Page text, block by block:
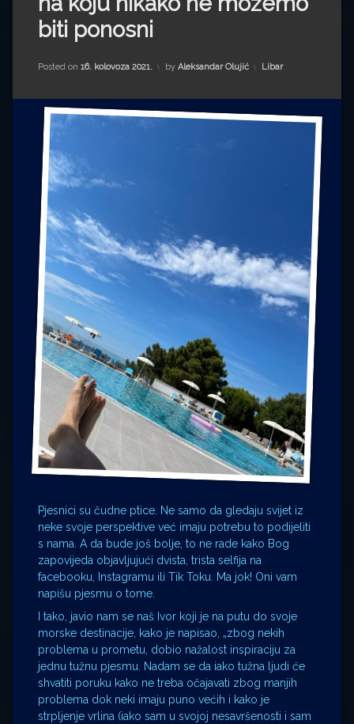
Impressum
Milenko Strižak
Drugi autori
Drugi autori
Ljiljana Lekanić-Kljaić
Željko Krznarić
Mario Lovreković
Miroslav Šantek
biti ponosni
Posted on 16. kolovoza 2021. by Aleksandar Olujić Kategorije:
Libar
Pjesnici su čudne ptice. Ne samo da gledaju svijet iz
neke svoje perspektive već imaju potrebu to podijeliti
s nama. A da bude još bolje, to ne rade kako Bog
zapovijeda objavljujući dvista, trista selfija na
facebooku, Instagramu ili Tik Toku. Ma jok! Oni vam
napišu pjesmu o tome.
I tako, javio nam se naš Ivor koji je na putu do svoje
morske destinacije, kako je napisao, „zbog nekih
problema u prometu, dobio nažalost inspiraciju za
jednu tužnu pjesmu. Nadam se da iako tužna ljudi će
shvatiti poruku kako ne treba očajavati zbog manjih
problema dok neki imaju puno većih i kako je
strpljenje vrlina (iako sam u svojoj nesavršenosti i sam